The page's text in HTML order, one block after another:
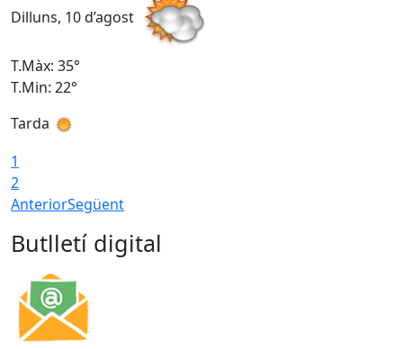
Dilluns, 10 d’agost
T.Màx: 35°
T.Min: 22°
Tarda
1
2
AnteriorSegüent
Butlletí digital